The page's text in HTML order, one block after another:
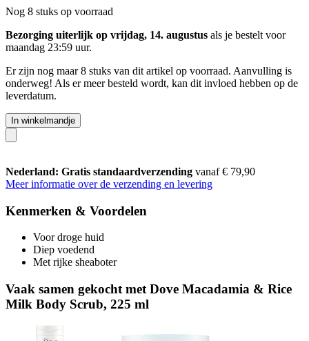
Nog 8 stuks op voorraad
Bezorging uiterlijk op vrijdag, 14. augustus als je bestelt voor
maandag 23:59 uur.
Er zijn nog maar 8 stuks van dit artikel op voorraad. Aanvulling is
onderweg! Als er meer besteld wordt, kan dit invloed hebben op de
leverdatum.
In winkelmandje
Nederland: Gratis standaardverzending vanaf € 79,90
Meer informatie over de verzending en levering
Kenmerken & Voordelen
Voor droge huid
Diep voedend
Met rijke sheaboter
Vaak samen gekocht met Dove Macadamia & Rice
Milk Body Scrub, 225 ml